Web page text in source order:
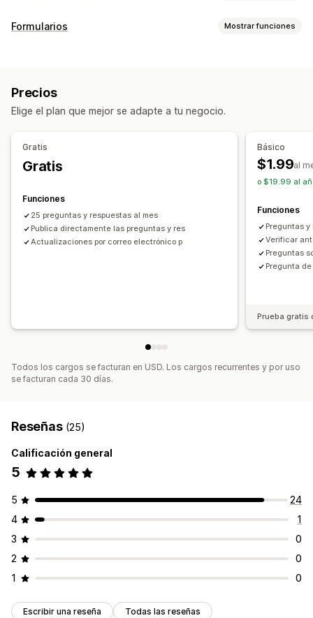
Herramientas de edición
Opciones de muestra
Acordeones
Pestañas
Página de producto
Adaptación a dispositivos móviles
Formularios Mostrar funciones
Gestión de datos
Exportación de datos
Panel de control
Precios
Elige el plan que mejor se adapte a tu negocio.
Gratis
Gratis
Funciones
25 preguntas y respuestas al mes
Publica directamente las preguntas y res
Actualizaciones por correo electrónico p
Básico
$1.99al
o $19.99 al
Funciones
Preguntas
Verificar
Preguntas
Pregunta
Prueba gratis
Todos los cargos se facturan en USD. Los cargos recurrentes y por uso
se facturan cada 30 días.
Reseñas (25)
Calificación general
5
5
24
4
1
3
0
2
0
1
0
Escribir una reseña Todas las reseñas